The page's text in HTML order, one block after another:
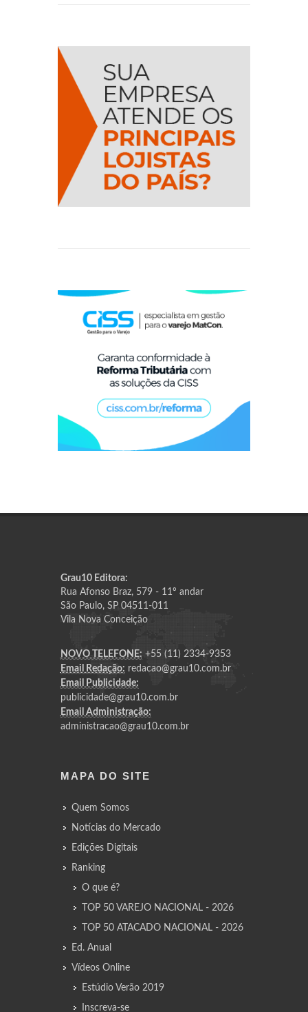
Grau10 Editora:
Rua Afonso Braz, 579 - 11º andar
São Paulo, SP 04511-011
Vila Nova Conceição
NOVO TELEFONE: +55 (11) 2334-9353
Email Redação: redacao@grau10.com.br
Email Publicidade:
publicidade@grau10.com.br
Email Administração:
administracao@grau10.com.br
MAPA DO SITE
Quem Somos
Notícias do Mercado
Edições Digitais
Ranking
O que é?
TOP 50 VAREJO NACIONAL - 2026
TOP 50 ATACADO NACIONAL - 2026
Ed. Anual
Vídeos Online
Estúdio Verão 2019
Inscreva-se